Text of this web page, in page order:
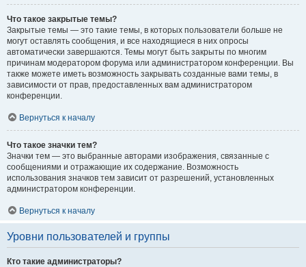
Что такое закрытые темы?
Закрытые темы — это такие темы, в которых пользователи больше не
могут оставлять сообщения, и все находящиеся в них опросы
автоматически завершаются. Темы могут быть закрыты по многим
причинам модератором форума или администратором конференции. Вы
также можете иметь возможность закрывать созданные вами темы, в
зависимости от прав, предоставленных вам администратором
конференции.
Вернуться к началу
Что такое значки тем?
Значки тем — это выбранные авторами изображения, связанные с
сообщениями и отражающие их содержание. Возможность
использования значков тем зависит от разрешений, установленных
администратором конференции.
Вернуться к началу
Уровни пользователей и группы
Кто такие администраторы?